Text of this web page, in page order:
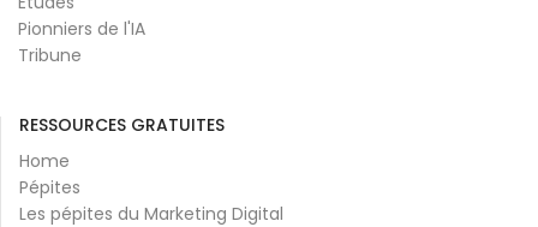
Pionniers de l'IA
Tribune
RESSOURCES GRATUITES
Home
Pépites
Les pépites du Marketing Digital